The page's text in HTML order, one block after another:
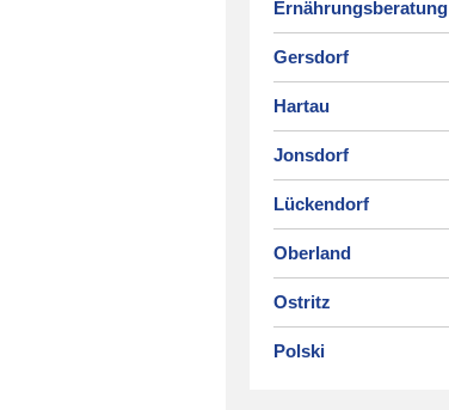
Ernährungsberatung
Gersdorf
Hartau
Jonsdorf
Lückendorf
Oberland
Ostritz
Polski